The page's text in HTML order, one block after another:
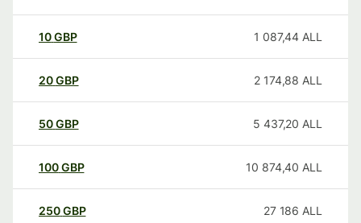
10GBP 1 087,44 ALL
20GBP 2 174,88 ALL
50GBP 5 437,20 ALL
100GBP 10 874,40 ALL
250GBP 27 186 ALL